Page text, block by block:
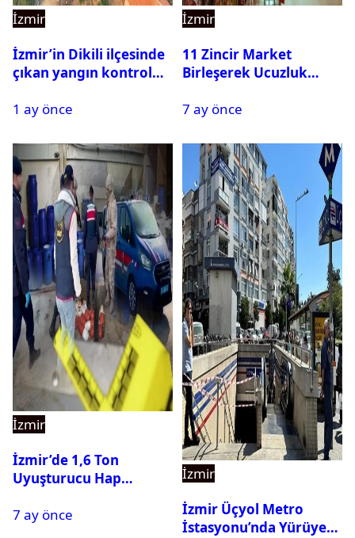
İzmir
İzmir’in Dikili ilçesinde
çıkan yangın kontrol
1 ay önce
İzmir
11 Zincir Market
Birleşerek Ucuzluk
7 ay önce
İzmir
İzmir’de 1,6 Ton
Uyuşturucu Hap
Geçirildi
7 ay önce
İzmir
İzmir Üçyol Metro
İstasyonu’nda Yürüyen